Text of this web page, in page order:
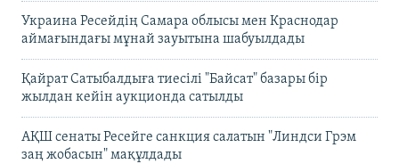
Украина Ресейдің Самара облысы мен Краснодар
аймағындағы мұнай зауытына шабуылдады
Қайрат Сатыбалдыға тиесілі "Байсат" базары бір
жылдан кейін аукционда сатылды
АҚШ сенаты Ресейге санкция салатын "Линдси Грэм
заң жобасын" мақұлдады